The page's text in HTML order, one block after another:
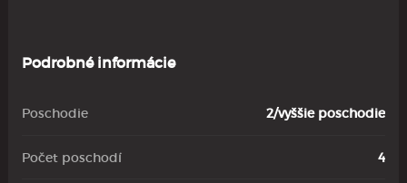
Podrobné informácie
Poschodie 2/vyššie poschodie
Počet poschodí 4